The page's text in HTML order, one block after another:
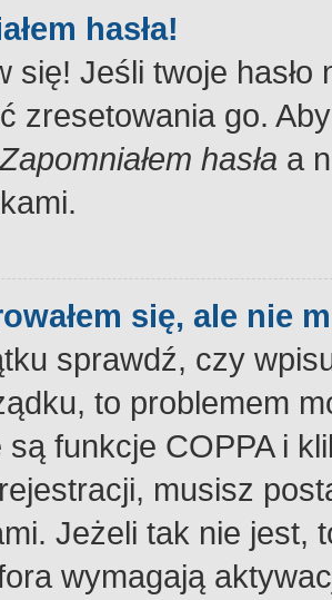
hasła!
się! Jeśli twoje
zresetowania go.
Zapomniałem hasła a
się, ale nie
sprawdź, czy
to problemem
są funkcje COPPA i
musisz
Jeżeli tak nie jest,
wymagają